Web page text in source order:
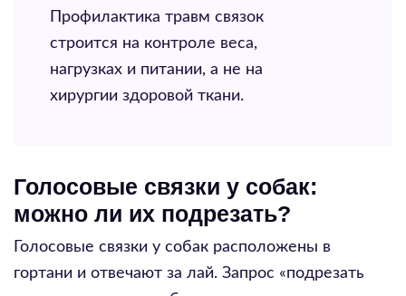
Профилактика травм связок
строится на контроле веса,
нагрузках и питании, а не на
хирургии здоровой ткани.
Голосовые связки у собак:
можно ли их подрезать?
Голосовые связки у собак расположены в
гортани и отвечают за лай. Запрос «подрезать